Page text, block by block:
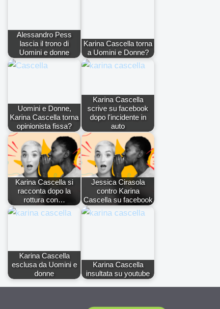
Alessandro Pess
lascia il trono di
Uomini e donne
Karina Cascella torna
a Uomini e Donne?
Uomini e Donne,
Karina Cascella torna
opinionista fissa?
Karina Cascella
scrive su facebook
dopo l'incidente in
auto
Karina Cascella si
racconta dopo la
rottura con…
Jessica Cirasola
contro Karina
Cascella su facebook
Karina Cascella
esclusa da Uomini e
donne
Karina Cascella
insultata su youtube